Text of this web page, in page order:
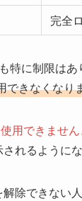
完全
特に制限は
できなくなり
用できませ
されるように
除できない